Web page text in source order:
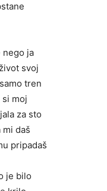
nego ja
svoj
tren
moj
za sto
mi daš
pripadaš
je bilo